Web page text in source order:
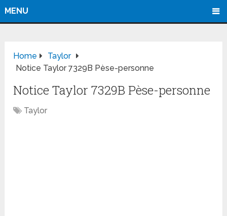
MENU
Home
Taylor
Notice Taylor 7329B Pèse-personne
Notice Taylor 7329B Pèse-personne
Taylor